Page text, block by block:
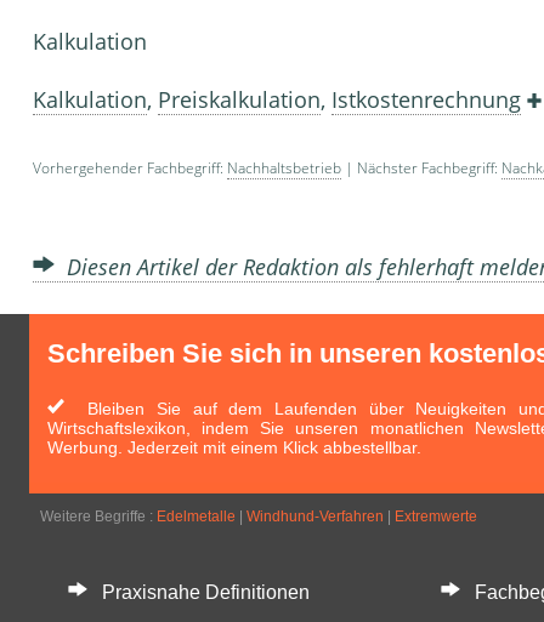
Kalkulation
Kalkulation, Preiskalkulation, Istkostenrechnung
Vorhergehender Fachbegriff: Nachhaltsbetrieb | Nächster Fachbegriff:
Diesen Artikel der Redaktion als fehlerhaft
Schreiben Sie sich in unseren
Bleiben Sie auf dem Laufenden über Neuigkeiten
Wirtschaftslexikon, indem Sie unseren monatlichen
Werbung. Jederzeit mit einem Klick abbestellbar.
Weitere Begriffe : Edelmetalle Windhund-Verfahren Extremwerte
Praxisnahe Definitionen